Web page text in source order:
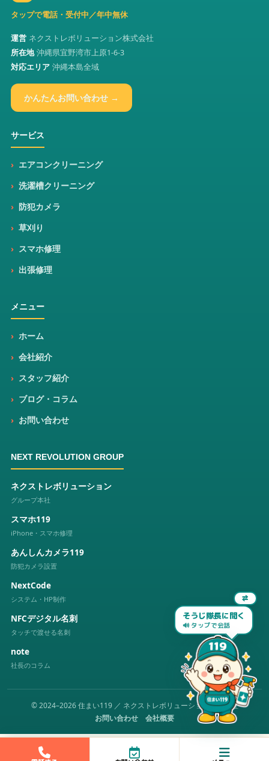
タップで電話・受付中／年中無休
運営 ネクストレボリューション株式会社
所在地 沖縄県宜野湾市上原1-6-3
対応エリア 沖縄本島全域
かんたんお問い合わせ →
サービス
エアコンクリーニング
洗濯槽クリーニング
防犯カメラ
草刈り
スマホ修理
出張修理
メニュー
ホーム
会社紹介
スタッフ紹介
ブログ・コラム
お問い合わせ
NEXT REVOLUTION GROUP
ネクストレボリューション
グループ本社
スマホ119
iPhone・スマホ修理
あんしんカメラ119
防犯カメラ設置
NextCode
システム・HP制作
NFCデジタル名刺
タッチで渡せる名刺
note
社長のコラム
© 2024–2026 住まい119 ／ ネクストレボリューション株式会社
お問い合わせ
会社概要
⇄
そうじ隊長に聞く
🔊 タップで会話